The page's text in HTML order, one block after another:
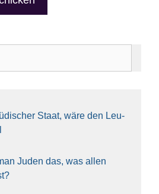
Staat, wäre den Leu­
Juden das, was allen